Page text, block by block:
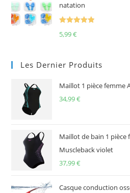
natation
5,99€
Les Dernier Produits
Maillot 1 pièce femme
34,99€
Maillot de bain 1 pièce
Muscleback violet
37,99€
Casque conduction